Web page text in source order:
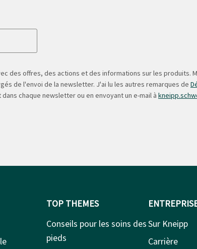
des offres, des actions et des informations sur les
de l'envoi de la newsletter. J'ai lu les autres remarques de
chaque newsletter ou en envoyant un e-mail à
TOP THEMES
Conseils pour les soins des
pieds
Sur Kneipp
Carrière